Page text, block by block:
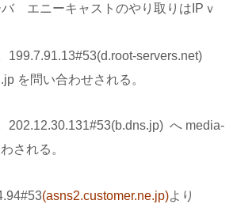
エニーキャストのやり取りはIPｖ
199.7.91.13#53(d.root-servers.net)
を問い合わせされる。
202.12.30.131#53(b.dns.jp) へ media-
される。
(asns2.customer.ne.jp)より